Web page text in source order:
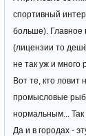
спортивный
больше). Главное
(лицензии то
не так уж и много
Вот те, кто
промысловые
нормальным... Так
Да и в городах -